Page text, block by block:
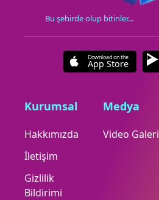
Bu şehirde olup bitinler...
Download on the
App Store
Kurumsal
Hakkımızda
İletişim
Gizlilik
Bildirimi
Medya
Video Galeri